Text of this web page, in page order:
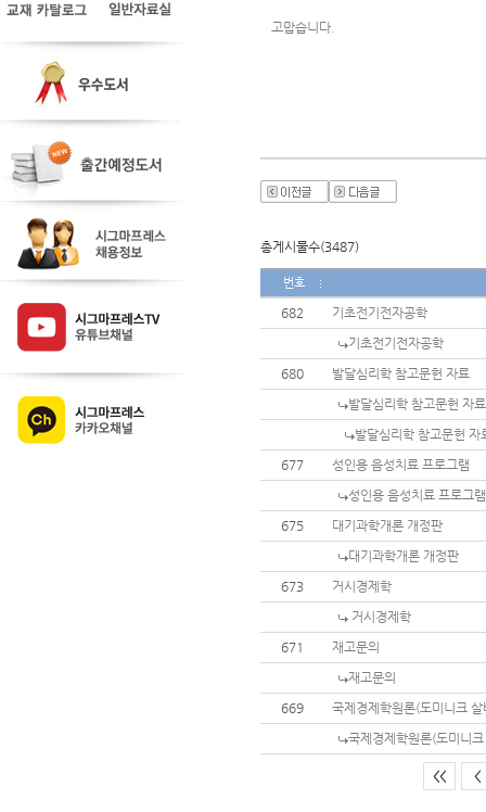
고맙습니다.
총게시물수(3487)
번호
682
기초전기전자공학
기초전기전자공학
680
발달심리학 참고문헌 자료
발달심리학 참고문헌 자료
발달심리학 참고문헌 자
677
성인용 음성치료 프로그램
성인용 음성치료 프로그램
675
대기과학개론 개정판
대기과학개론 개정판
673
거시경제학
거시경제학
671
재고문의
재고문의
669
국제경제학원론(도미니크
국제경제학원론(도미니
<< <